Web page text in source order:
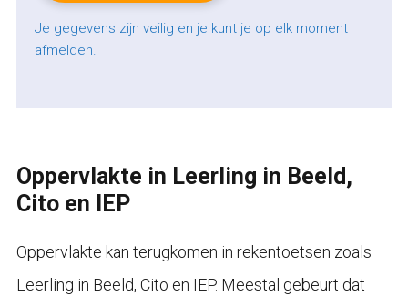
Je gegevens zijn veilig en je kunt je op elk moment
afmelden.
Oppervlakte in Leerling in Beeld,
Cito en IEP
Oppervlakte kan terugkomen in rekentoetsen zoals
Leerling in Beeld, Cito en IEP. Meestal gebeurt dat